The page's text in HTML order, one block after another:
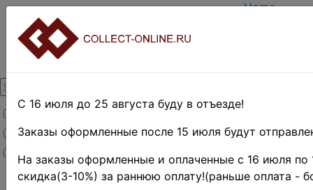
Товары со скидкой
Товары в наличии
Новинки
Home
TERMS AND
Home»
С 16 июля до 25 августа буду в отъезде!
Заказы оформленные после 15 июля будут
На заказы оформленные и оплаченные с 16 июля по
скидка(3-10%) за раннюю оплату!(раньше оплата -